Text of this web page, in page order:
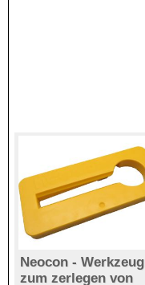
Neocon - Werkzeug
zum zerlegen von